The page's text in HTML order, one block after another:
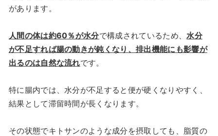
があります。
人間の体は約60％が水分で構成されているため、 水分
が不足すれば腸の動きが鈍くなり、排出機能にも影響が
出るのは自然な流れです。
特に腸内では、水分が不足すると便が硬くなりやすく、
結果として滞留時間が長くなります。
その状態でキトサンのような成分を摂取しても、脂質の